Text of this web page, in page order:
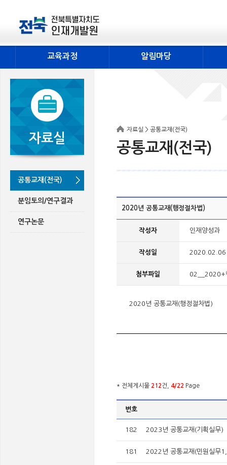
교육과정 알림마당
자료실
공통교재(전국)
분임토의/연구결과
연구논문
자료실 > 공통교재(전국)
공통교재(전국)
2020년 공통교재(행정절차법)
작성자 인재양성과
작성일 2020.02.06
첨부파일 02__2020+
2020년 공통교재(행정절차법)
* 전체게시물 212건, 4/22 Page
번호
182 2023년 공통교재(기획실무)
181 2022년 공통교재(민원실무